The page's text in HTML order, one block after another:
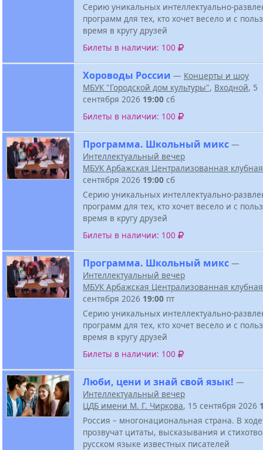
Серию уникальных интеллектуально-
программ для тех, кто хочет весело и с
время в кругу друзей
Билеты в наличии: 100
Хороводы России — Концерты и шоу
МБУК "Городской дом культуры", Входной, 5
сентября 2026 19:00 сб
Билеты в наличии: 100
Программа. Школьный микс —
Интеллектуальный вечер
МБУК Арбажская Централизованная
сентября 2026 19:00 сб
Серию уникальных интеллектуально-
программ для тех, кто хочет весело и с
время в кругу друзей
Билеты в наличии: 100
Программа. Школьный микс —
Интеллектуальный вечер
МБУК Арбажская Централизованная
сентября 2026 19:00 пт
Серию уникальных интеллектуально-
программ для тех, кто хочет весело и с
время в кругу друзей
Билеты в наличии: 100
Люби, цени и знай свой язык! —
Интеллектуальный вечер
ЦДБ имени М. Г. Чиркова, 15 сентября 2026
Россия – многонациональная страна. В
прозвучат цитаты, высказывания и
русском языке известных писателей